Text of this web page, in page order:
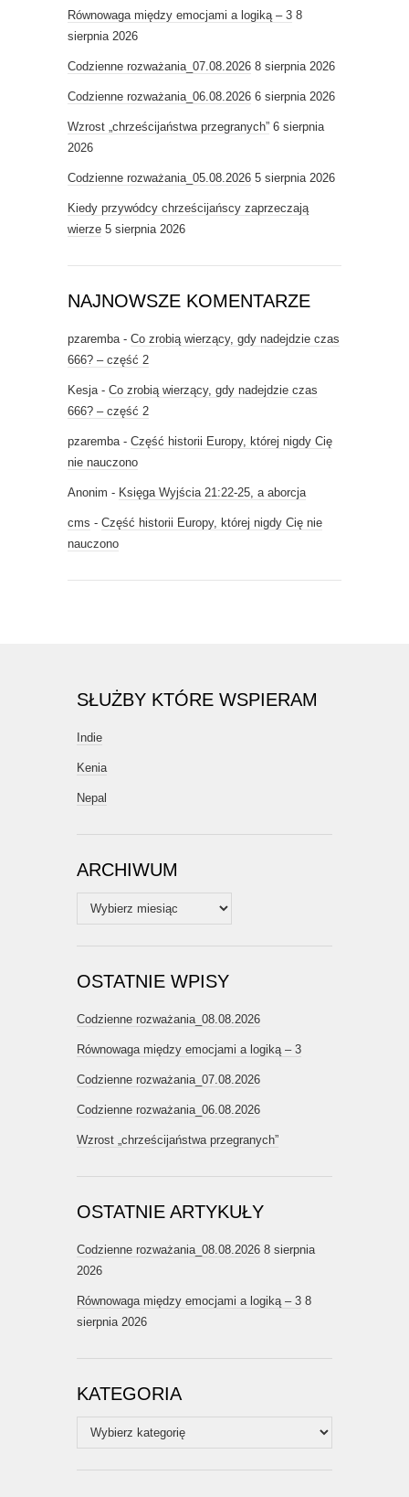
Równowaga między emocjami a logiką – 3 8
sierpnia 2026
Codzienne rozważania_07.08.2026 8 sierpnia 2026
Codzienne rozważania_06.08.2026 6 sierpnia 2026
Wzrost „chrześcijaństwa przegranych” 6 sierpnia
2026
Codzienne rozważania_05.08.2026 5 sierpnia 2026
Kiedy przywódcy chrześcijańscy zaprzeczają
wierze 5 sierpnia 2026
NAJNOWSZE KOMENTARZE
pzaremba - Co zrobią wierzący, gdy nadejdzie czas
666? – część 2
Kesja - Co zrobią wierzący, gdy nadejdzie czas
666? – część 2
pzaremba - Część historii Europy, której nigdy Cię
nie nauczono
Anonim - Księga Wyjścia 21:22-25, a aborcja
cms - Część historii Europy, której nigdy Cię nie
nauczono
SŁUŻBY KTÓRE WSPIERAM
Indie
Kenia
Nepal
ARCHIWUM
Archiwum
OSTATNIE WPISY
Codzienne rozważania_08.08.2026
Równowaga między emocjami a logiką – 3
Codzienne rozważania_07.08.2026
Codzienne rozważania_06.08.2026
Wzrost „chrześcijaństwa przegranych”
OSTATNIE ARTYKUŁY
Codzienne rozważania_08.08.2026 8 sierpnia
2026
Równowaga między emocjami a logiką – 3 8
sierpnia 2026
KATEGORIA
Kategoria